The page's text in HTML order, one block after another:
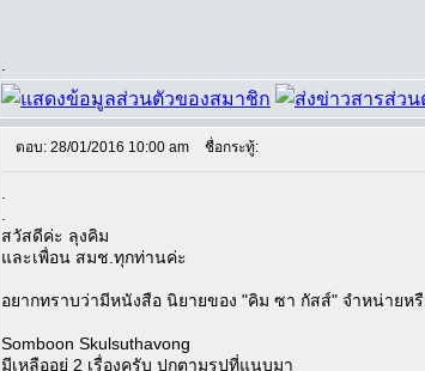
ตอบ: 28/01/2016 10:00 am ชื่อกระทู้:
สวัสดีค่ะ ลุงคิม
และเพื่อน สมช.ทุกท่านค่ะ
อยากทราบว่ามีหนังสือ นิยายของ "คิม ซา กัสส์" จำหน่ายหรื
Somboon Skulsuthavong
มีเหลืออยู่ 2 เรื่องครับ ปกตามรูปที่แนบมา